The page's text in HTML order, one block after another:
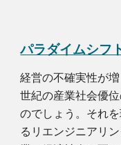
パラダイムシフ
経営の不確実性が
世紀の産業社会優
のでしょう。それ
るリエンジニアリ